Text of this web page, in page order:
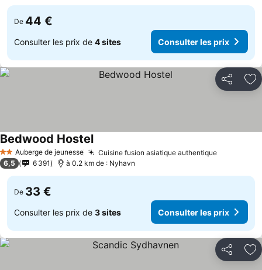
De 44 €
Consulter les prix de 4 sites Consulter les prix
Partager
2 ÉtoilesAuberge de jeunesse Cuisine fusion asiatique authentique
Bedwood Hostel
6,5 6 391 à 0.2 km de : Nyhavn
De 33 €
Consulter les prix de 3 sites Consulter les prix
Partager